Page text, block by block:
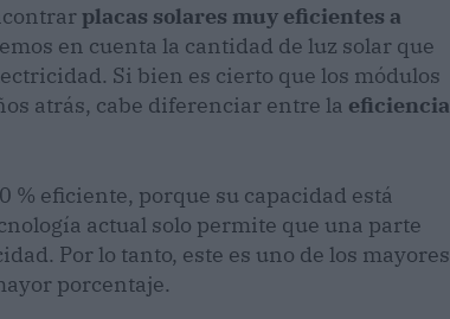
placas solares muy eficientes a
en cuenta la cantidad de luz solar que
Si bien es cierto que los módulos
atrás, cabe diferenciar entre la eficiencia
% eficiente, porque su capacidad está
actual solo permite que una parte
Por lo tanto, este es uno de los mayores
porcentaje.